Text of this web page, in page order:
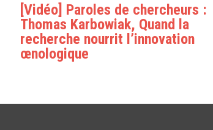
[Vidéo] Paroles de chercheurs :
Thomas Karbowiak, Quand la
recherche nourrit l’innovation
œnologique